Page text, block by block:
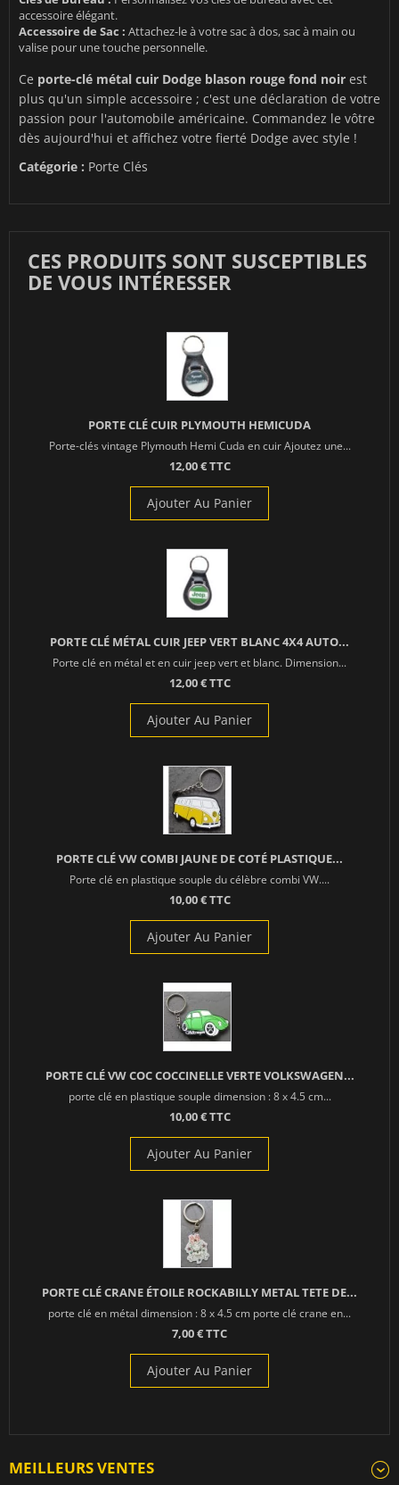
accessoire élégant.
Accessoire de Sac : Attachez-le à votre sac à dos, sac à main ou
valise pour une touche personnelle.
Ce porte-clé métal cuir Dodge blason rouge fond noir est
plus qu'un simple accessoire ; c'est une déclaration de votre
passion pour l'automobile américaine. Commandez le vôtre
dès aujourd'hui et affichez votre fierté Dodge avec style !
Catégorie : Porte Clés
CES PRODUITS SONT SUSCEPTIBLES
DE VOUS INTÉRESSER
PORTE CLÉ CUIR PLYMOUTH HEMICUDA
Porte-clés vintage Plymouth Hemi Cuda en cuir Ajoutez une...
12,00 € TTC
Ajouter Au Panier
PORTE CLÉ MÉTAL CUIR JEEP VERT BLANC 4X4 AUTO...
Porte clé en métal et en cuir jeep vert et blanc. Dimension...
12,00 € TTC
Ajouter Au Panier
PORTE CLÉ VW COMBI JAUNE DE COTÉ PLASTIQUE...
Porte clé en plastique souple du célèbre combi VW....
10,00 € TTC
Ajouter Au Panier
PORTE CLÉ VW COC COCCINELLE VERTE VOLKSWAGEN...
porte clé en plastique souple dimension : 8 x 4.5 cm...
10,00 € TTC
Ajouter Au Panier
PORTE CLÉ CRANE ÉTOILE ROCKABILLY METAL TETE DE...
porte clé en métal dimension : 8 x 4.5 cm porte clé crane en...
7,00 € TTC
Ajouter Au Panier
MEILLEURS VENTES